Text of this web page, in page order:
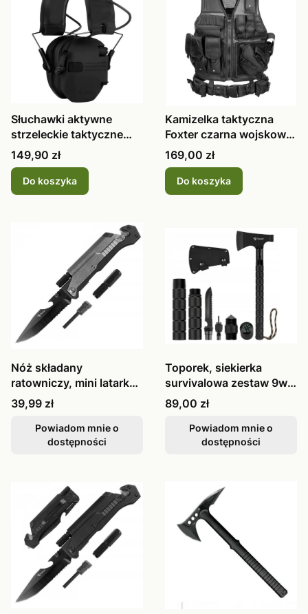
Słuchawki aktywne
strzeleckie taktyczne
czarne, na
Cena
149,90 zł
Do koszyka
Kamizelka taktyczna
Foxter czarna wojskowa
z pasem
Cena
169,00 zł
Do koszyka
Nóż składany
ratowniczy, mini latarka,
krzesiwo, zbijak
grafitowo-czarny
Cena
39,99 zł
Powiadom mnie o
dostępności
Toporek, siekierka
survivalowa zestaw 9w1
składana
Cena
89,00 zł
Powiadom mnie o
dostępności